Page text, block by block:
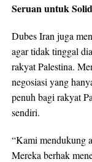
Seruan untuk
Dubes Iran juga
agar tidak tinggal
rakyat Palestina.
negosiasi yang
penuh bagi rakyat
sendiri.
“Kami mendukung
Mereka berhak